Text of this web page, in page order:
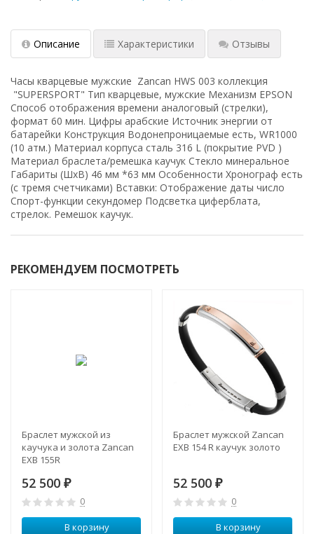
Описание Характеристики Отзывы
Часы кварцевые мужские Zancan HWS 003 коллекция
"SUPERSPORT" Тип кварцевые, мужские Механизм EPSON
Способ отображения времени аналоговый (стрелки),
формат 60 мин. Цифры арабские Источник энергии от
батарейки Конструкция Водонепроницаемые есть, WR1000
(10 атм.) Материал корпуса сталь 316 L (покрытие PVD )
Материал браслета/ремешка каучук Стекло минеральное
Габариты (ШхВ) 46 мм *63 мм Особенности Хронограф есть
(с тремя счетчиками) Вставки: Отображение даты число
Спорт-функции секундомер Подсветка циферблата,
стрелок. Ремешок каучук.
РЕКОМЕНДУЕМ ПОСМОТРЕТЬ
Браслет мужской из
каучука и золота Zancan
EXB 155R
52 500 ₽
0
В корзину
Браслет мужской Zancan
EXB 154 R каучук золото
52 500 ₽
0
В корзину